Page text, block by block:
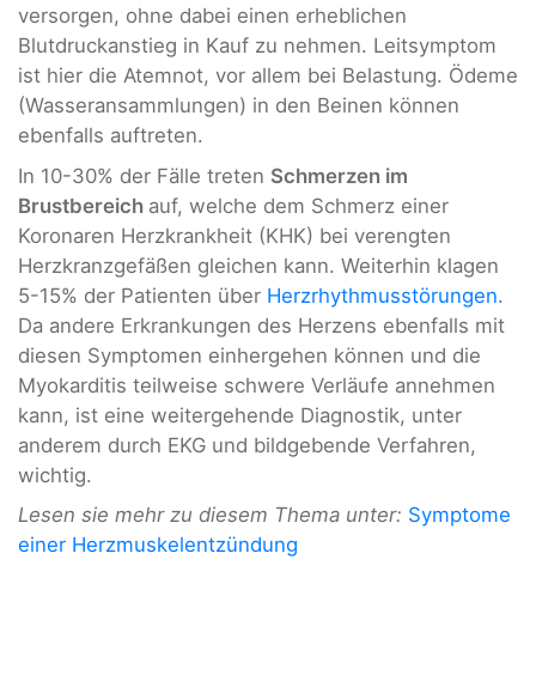
versorgen, ohne dabei einen erheblichen
Blutdruckanstieg in Kauf zu nehmen. Leitsymptom
ist hier die Atemnot, vor allem bei Belastung. Ödeme
(Wasseransammlungen) in den Beinen können
ebenfalls auftreten.
In 10-30% der Fälle treten Schmerzen im
Brustbereich auf, welche dem Schmerz einer
Koronaren Herzkrankheit (KHK) bei verengten
Herzkranzgefäßen gleichen kann. Weiterhin klagen
5-15% der Patienten über Herzrhythmusstörungen.
Da andere Erkrankungen des Herzens ebenfalls mit
diesen Symptomen einhergehen können und die
Myokarditis teilweise schwere Verläufe annehmen
kann, ist eine weitergehende Diagnostik, unter
anderem durch EKG und bildgebende Verfahren,
wichtig.
Lesen sie mehr zu diesem Thema unter: Symptome
einer Herzmuskelentzündung